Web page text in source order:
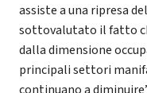
assiste a una ripresa
sottovalutato il fatto
dalla dimensione
principali settori